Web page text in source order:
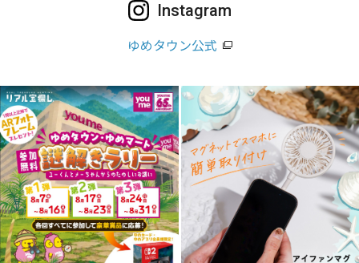
Instagram
ゆめタウン公式